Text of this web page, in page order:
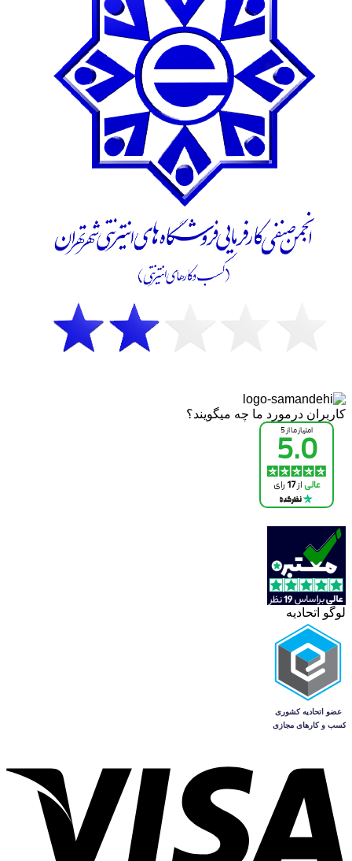
کاربران درمورد ما چه میگویند؟
لوگو اتحادیه